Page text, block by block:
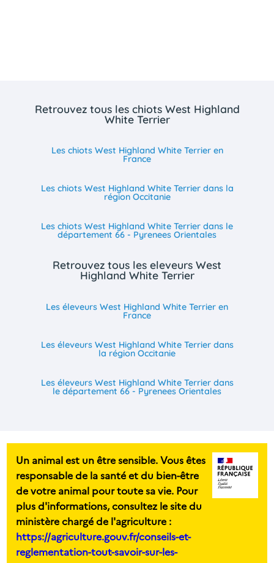
Retrouvez tous les chiots West Highland
White Terrier
Les chiots West Highland White Terrier en
France
Les chiots West Highland White Terrier dans la
région Occitanie
Les chiots West Highland White Terrier dans le
département 66 - Pyrenees Orientales
Retrouvez tous les eleveurs West
Highland White Terrier
Les éleveurs West Highland White Terrier en
France
Les éleveurs West Highland White Terrier dans
la région Occitanie
Les éleveurs West Highland White Terrier dans
le département 66 - Pyrenees Orientales
Un animal est un être sensible. Vous êtes
responsable de la santé et du bien-être
de votre animal pour toute sa vie. Pour
plus d'informations, consultez le site du
ministère chargé de l'agriculture :
https://agriculture.gouv.fr/conseils-et-
reglementation-tout-savoir-sur-les-